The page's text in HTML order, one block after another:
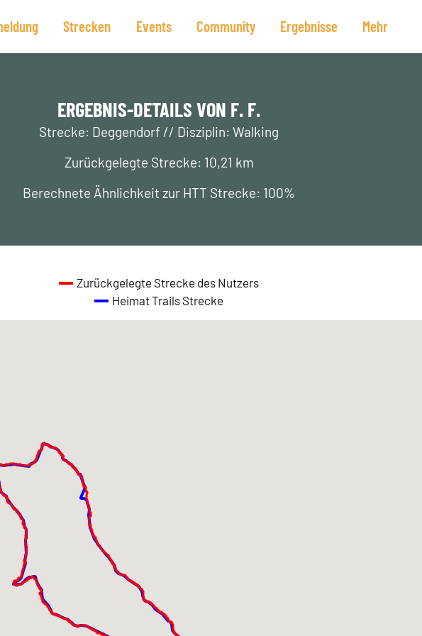
Strecken Events Community Ergebnisse Mehr
ERGEBNIS-DETAILS VON F. F.
Strecke: Deggendorf // Disziplin: Walking
Zurückgelegte Strecke: 10,21 km
Berechnete Ähnlichkeit zur HTT Strecke: 100%
Zurückgelegte Strecke des Nutzers
Heimat Trails Strecke